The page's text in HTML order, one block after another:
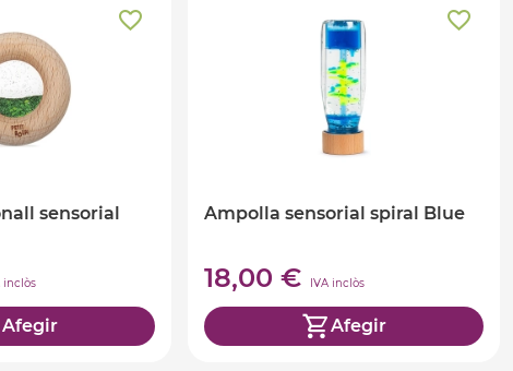
sensorial
inclòs
Afegir
Ampolla sensorial spiral Blue
18,00 € IVA inclòs
Afegir